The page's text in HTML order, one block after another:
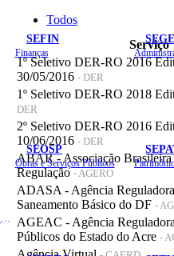
SEFIN
Finanças
SEOSP
Obras e Serviços Públicos
Todos
Serviço
1º Seletivo DER-RO 2016
30/05/2016 - DER
1º Seletivo DER-RO 2018
DER
2º Seletivo DER-RO 2016
10/06/2016 - DER
ABAR - Associação Brasileira
Regulação- AGERO
ADASA - Agência
Saneamento Básico do DF -
AGEAC - Agência
Públicos do Estado do Acre -